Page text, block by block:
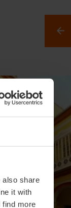
also share
it with
find more